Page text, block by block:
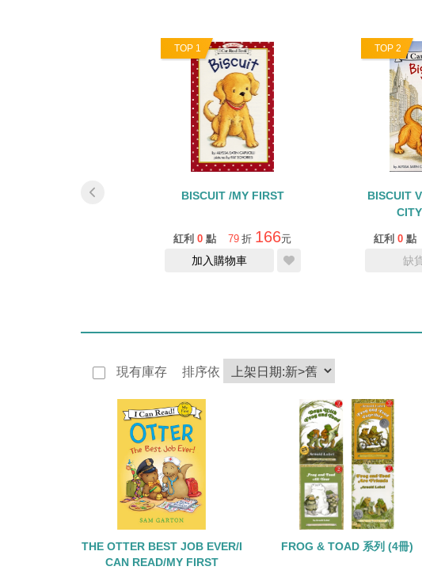
TO BE / I CAN
TOP 1
BISCUIT /MY FIRST
紅利 0 點 79 折 166元
加入購物車
TOP 2
BISCUIT
紅利 0 點
缺
現有庫存 排序依
THE OTTER BEST JOB EVER/I
CAN READ/MY FIRST
FROG & TOAD 系列 (4冊)